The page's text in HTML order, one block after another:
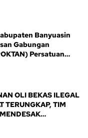
Banyuasin
Gabungan
Persatuan
OLI BEKAS ILEGAL
TERUNGKAP, TIM
PEMERINTAH